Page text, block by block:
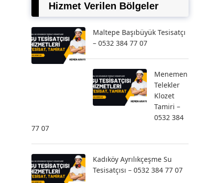
Hizmet Verilen Bölgeler
Maltepe Başıbüyük Tesisatçı
– 0532 384 77 07
Menemen
Telekler
Klozet
Tamiri –
0532 384
77 07
Kadıköy Ayrılıkçeşme Su
Tesisatçısı – 0532 384 77 07